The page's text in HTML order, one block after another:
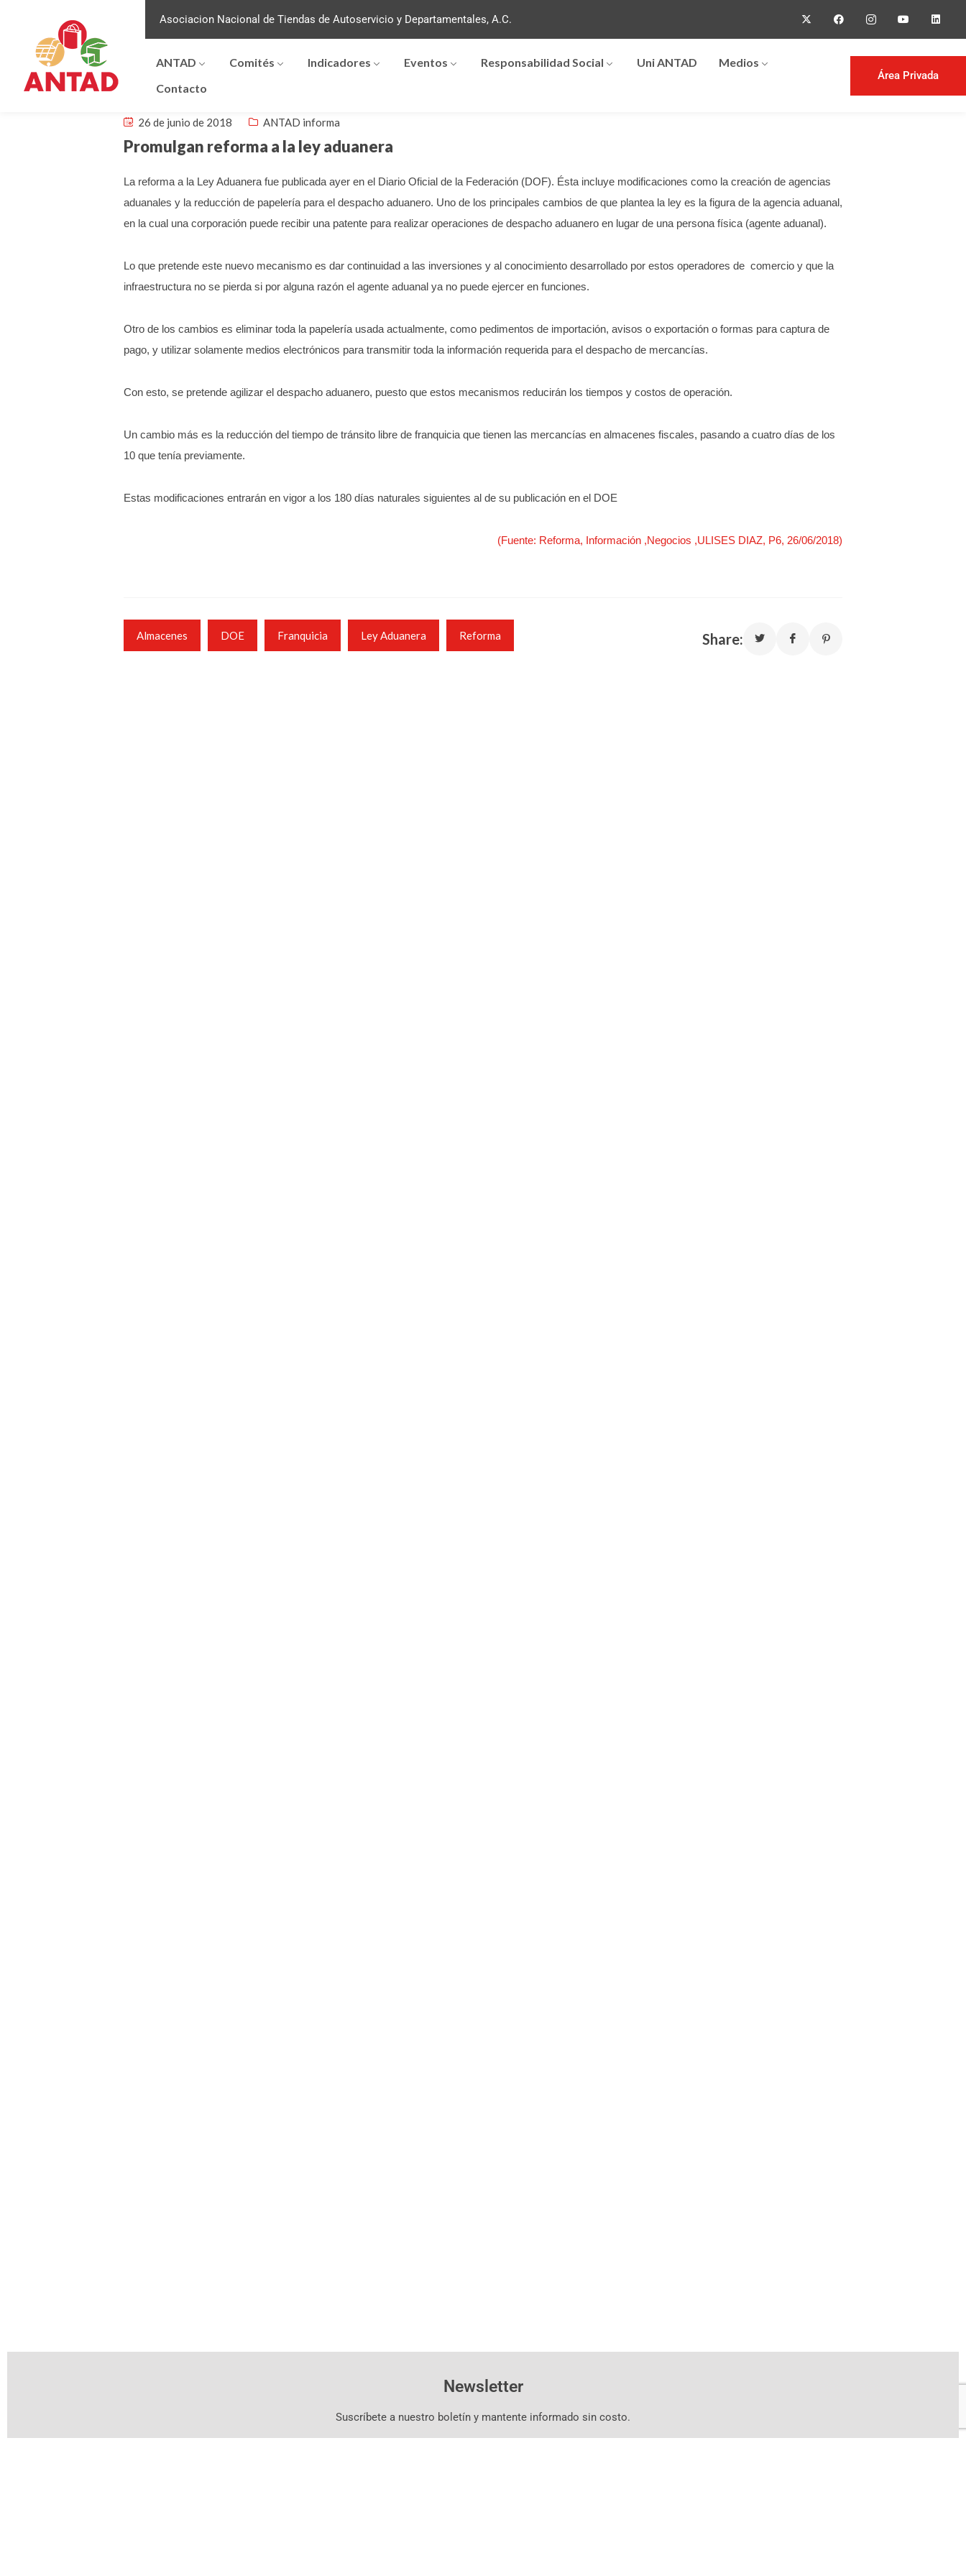
Asociacion Nacional de Tiendas de Autoservicio y Departamentales, A.C.
ANTAD Comités Indicadores Eventos Responsabilidad Social Uni ANTAD
Medios
Contacto
Área Privada
26 de junio de 2018 ANTAD informa
Promulgan reforma a la ley aduanera
La reforma a la Ley Aduanera fue publicada ayer en el Diario Oficial de la Federación (DOF). Ésta incluye modificaciones como la creación de agencias
aduanales y la reducción de papelería para el despacho aduanero. Uno de los principales cambios de que plantea la ley es la figura de la agencia aduanal,
en la cual una corporación puede recibir una patente para realizar operaciones de despacho aduanero en lugar de una persona física (agente aduanal).
Lo que pretende este nuevo mecanismo es dar continuidad a las inversiones y al conocimiento desarrollado por estos operadores de comercio y que la
infraestructura no se pierda si por alguna razón el agente aduanal ya no puede ejercer en funciones.
Otro de los cambios es eliminar toda la papelería usada actualmente, como pedimentos de importación, avisos o exportación o formas para captura de
pago, y utilizar solamente medios electrónicos para transmitir toda la información requerida para el despacho de mercancías.
Con esto, se pretende agilizar el despacho aduanero, puesto que estos mecanismos reducirán los tiempos y costos de operación.
Un cambio más es la reducción del tiempo de tránsito libre de franquicia que tienen las mercancías en almacenes fiscales, pasando a cuatro días de los
10 que tenía previamente.
Estas modificaciones entrarán en vigor a los 180 días naturales siguientes al de su publicación en el DOE
(Fuente: Reforma, Información ,Negocios ,ULISES DIAZ, P6, 26/06/2018)
Almacenes DOE Franquicia Ley Aduanera Reforma Share:
Newsletter
Suscríbete a nuestro boletín y mantente informado sin costo.